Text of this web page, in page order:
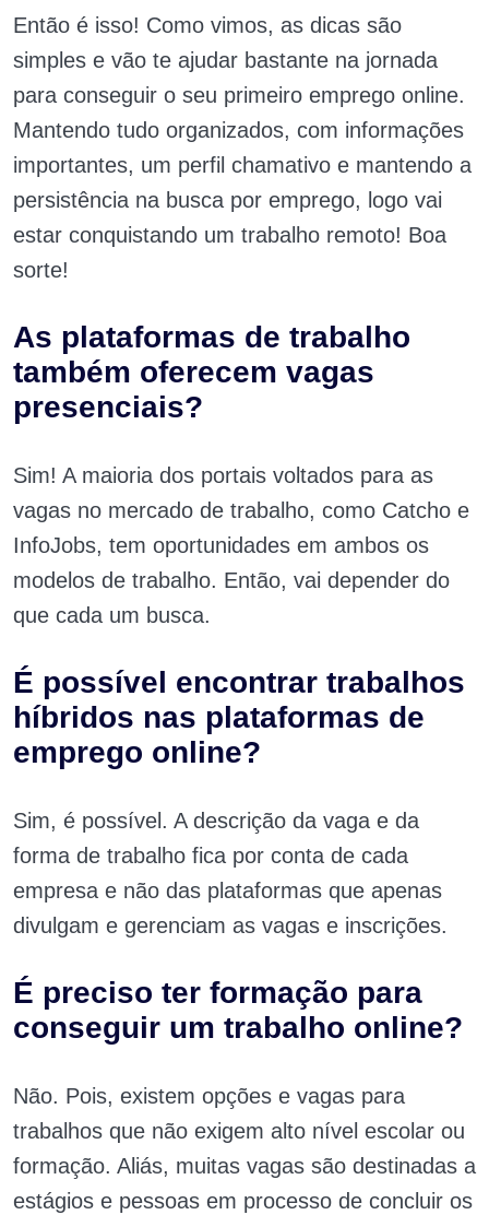
Então é isso! Como vimos, as dicas são
simples e vão te ajudar bastante na jornada
para conseguir o seu primeiro emprego online.
Mantendo tudo organizados, com informações
importantes, um perfil chamativo e mantendo a
persistência na busca por emprego, logo vai
estar conquistando um trabalho remoto! Boa
sorte!
As plataformas de trabalho
também oferecem vagas
presenciais?
Sim! A maioria dos portais voltados para as
vagas no mercado de trabalho, como Catcho e
InfoJobs, tem oportunidades em ambos os
modelos de trabalho. Então, vai depender do
que cada um busca.
É possível encontrar trabalhos
híbridos nas plataformas de
emprego online?
Sim, é possível. A descrição da vaga e da
forma de trabalho fica por conta de cada
empresa e não das plataformas que apenas
divulgam e gerenciam as vagas e inscrições.
É preciso ter formação para
conseguir um trabalho online?
Não. Pois, existem opções e vagas para
trabalhos que não exigem alto nível escolar ou
formação. Aliás, muitas vagas são destinadas a
estágios e pessoas em processo de concluir os